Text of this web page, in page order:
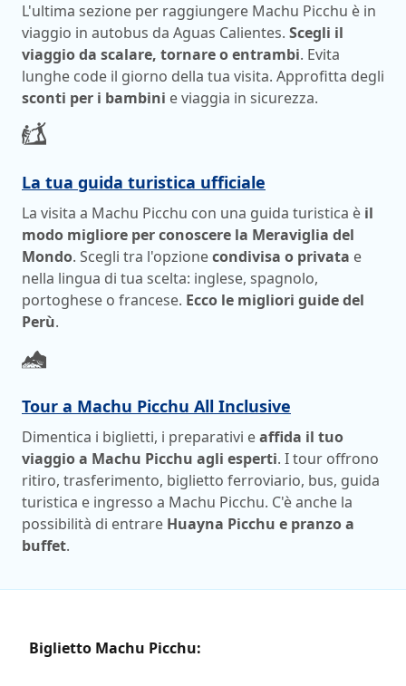
L'ultima sezione per raggiungere Machu Picchu è in
viaggio in autobus da Aguas Calientes. Scegli il
viaggio da scalare, tornare o entrambi. Evita
lunghe code il giorno della tua visita. Approfitta degli
sconti per i bambini e viaggia in sicurezza.
La tua guida turistica ufficiale
La visita a Machu Picchu con una guida turistica è il
modo migliore per conoscere la Meraviglia del
Mondo. Scegli tra l'opzionecondivisa o privata e
nella lingua di tua scelta: inglese, spagnolo,
portoghese o francese. Ecco le migliori guide del
Perù.
Tour a Machu Picchu All Inclusive
Dimentica i biglietti, i preparativi eaffida il tuo
viaggio a Machu Picchu agli esperti. I tour offrono
ritiro, trasferimento, biglietto ferroviario, bus, guida
turistica e ingresso a Machu Picchu. C'è anche la
possibilità di entrare Huayna Picchu e pranzo a
buffet.
Biglietto Machu Picchu: